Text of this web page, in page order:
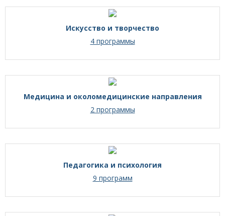
Искусство и творчество
4 программы
Медицина и околомедицинские направления
2 программы
Педагогика и психология
9 программ